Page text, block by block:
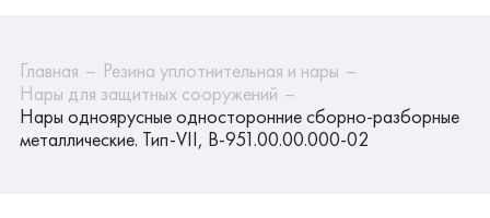
Главная
Резина уплотнительная и нары
Нары для защитных сооружений
Нары одноярусные односторонние сборно-разборные
металлические. Тип-VII, В-951.00.00.000-02